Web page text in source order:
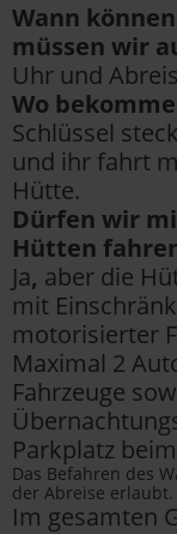
Wann
müssen wir
Uhr und
Wo
Schlüssel
und ihr fahrt
Hütte.
Dürfen wir
Hütten
Ja, aber die
mit
motorisierter
Maximal 2
Fahrzeuge
Parkplatz
Das Befahren des
der Abreise erlaubt.
Im gesamten